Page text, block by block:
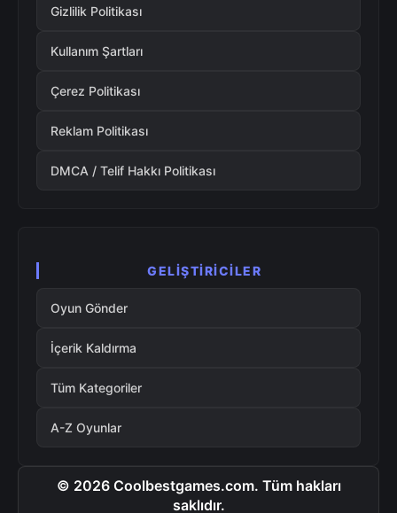
Gizlilik Politikası
Kullanım Şartları
Çerez Politikası
Reklam Politikası
DMCA / Telif Hakkı Politikası
GELIŞTIRICILER
Oyun Gönder
İçerik Kaldırma
Tüm Kategoriler
A-Z Oyunlar
© 2026 Coolbestgames.com. Tüm hakları
saklıdır.